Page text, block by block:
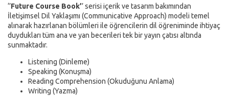
‘’Future Course Book’’ serisi içerik ve tasarım bakımından
İletişimsel Dil Yaklaşımı (Communicative Approach) modeli temel
alınarak hazırlanan bölümleri ile öğrencilerin dil öğreniminde ihtiyaç
duydukları tüm ana ve yan becerileri tek bir yayın çatısı altında
sunmaktadır.
Listening (Dinleme)
Speaking (Konuşma)
Reading Comprehension (Okuduğunu Anlama)
Writing (Yazma)